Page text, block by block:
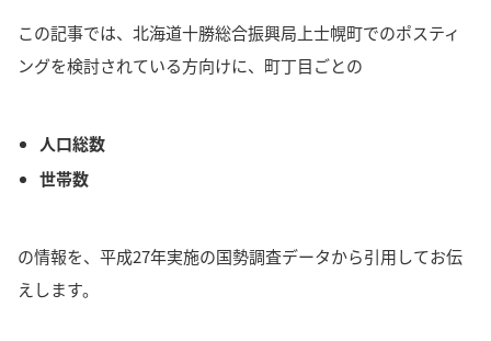
この記事では、北海道十勝総合振興局上士幌町でのポスティ
ングを検討されている方向けに、町丁目ごとの
人口総数
世帯数
の情報を、平成27年実施の国勢調査データから引用してお伝
えします。